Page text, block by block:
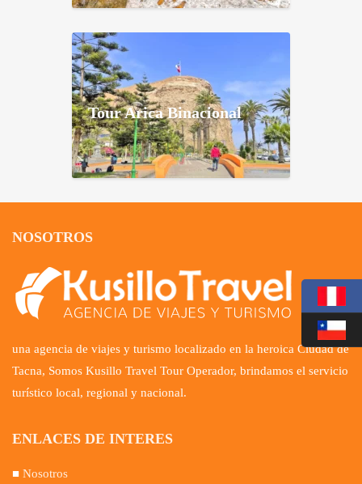
Tour Arica Binacional
NOSOTROS
una agencia de viajes y turismo localizado en la heroica Ciudad de
Tacna, Somos Kusillo Travel Tour Operador, brindamos el servicio
turístico local, regional y nacional.
ENLACES DE INTERES
■ Nosotros